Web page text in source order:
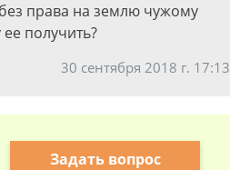
права на землю чужому
получить?
30 сентября 2018 г. 17:13
Задать вопрос